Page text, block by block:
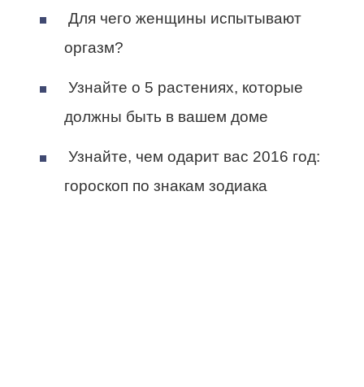
Для чего женщины испытывают
оргазм?
Узнайте о 5 растениях, которые
должны быть в вашем доме
Узнайте, чем одарит вас 2016 год:
гороскоп по знакам зодиака